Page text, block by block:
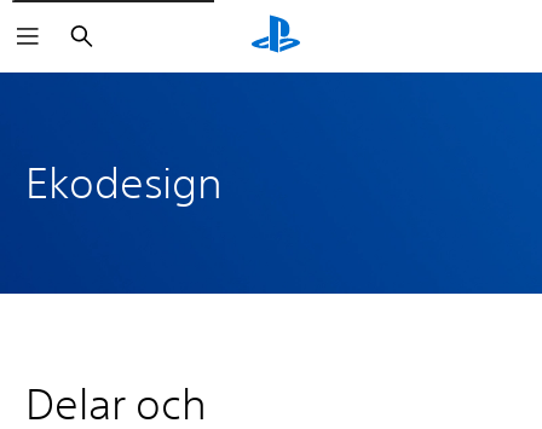
Sök
Ekodesign
Delar och